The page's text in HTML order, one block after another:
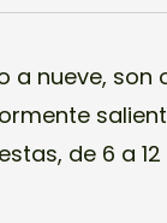
a nueve, son
de 6 a